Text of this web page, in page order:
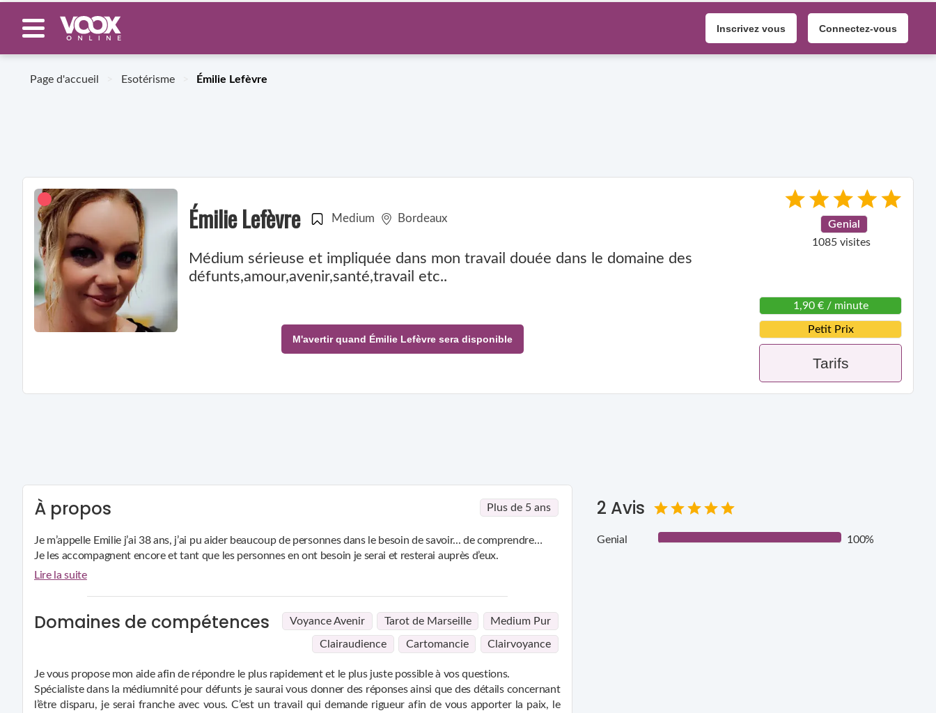
Inscrivez vous Connectez-vous
Page d'accueil Esotérisme Émilie Lefèvre
Émilie Lefèvre Medium Bordeaux
Genial
1085 visites
Médium sérieuse et impliquée dans mon travail douée dans le domaine des
défunts,amour,avenir,santé,travail etc..
M'avertir quand Émilie Lefèvre sera disponible
1,90 € / minute
Petit Prix
Tarifs
À propos Plus de 5 ans
Je m’appelle Emilie j’ai 38 ans, j’ai pu aider beaucoup de personnes dans le besoin de savoir... de comprendre…
Je les accompagnent encore et tant que les personnes en ont besoin je serai et resterai auprès d’eux.
Lire la suite
Domaines de compétences Voyance Avenir Tarot de Marseille Medium Pur
Clairaudience Cartomancie Clairvoyance
Je vous propose mon aide afin de répondre le plus rapidement et le plus juste possible à vos questions.
Spécialiste dans la médiumnité pour défunts je saurai vous donner des réponses ainsi que des détails concernant
l’être disparu, je serai franche avec vous. C’est un travail qui demande rigueur afin de vous apporter la paix, le
2 Avis
Genial 100%